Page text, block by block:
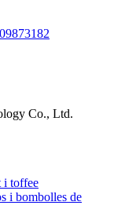
Co., Ltd.
i toffee
i bombolles de